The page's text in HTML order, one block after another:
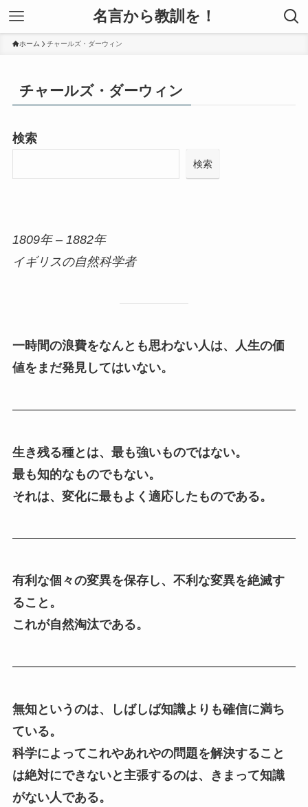
名言から教訓を！
ホーム チャールズ・ダーウィン
チャールズ・ダーウィン
検索
検索
1809年 – 1882年
イギリスの自然科学者
一時間の浪費をなんとも思わない人は、人生の価
値をまだ発見してはいない。
生き残る種とは、最も強いものではない。
最も知的なものでもない。
それは、変化に最もよく適応したものである。
有利な個々の変異を保存し、不利な変異を絶滅す
ること。
これが自然淘汰である。
無知というのは、しばしば知識よりも確信に満ち
ている。
科学によってこれやあれやの問題を解決すること
は絶対にできないと主張するのは、きまって知識
がない人である。